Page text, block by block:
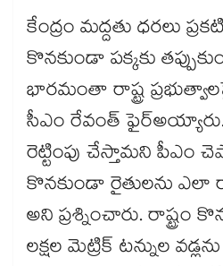
కేంద్రం మద్దతు ధరలు
కొనకుండా పక్కకు
భారమంతా రాష్ట్ర
సీఎం రేవంత్
రెట్టింపు చేస్తామని పీఎం
కొనకుండా రైతులను ఎలా
అని ప్రశ్నించారు. రాష్ట్రం
లక్షల మెట్రిక్​ టన్నుల